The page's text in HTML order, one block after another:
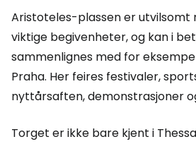
Aristoteles-plassen er
viktige begivenheter, og kan i
sammenlignes med for
Praha. Her feires festivaler,
nyttårsaften, demonstrasjoner
Torget er ikke bare kjent i